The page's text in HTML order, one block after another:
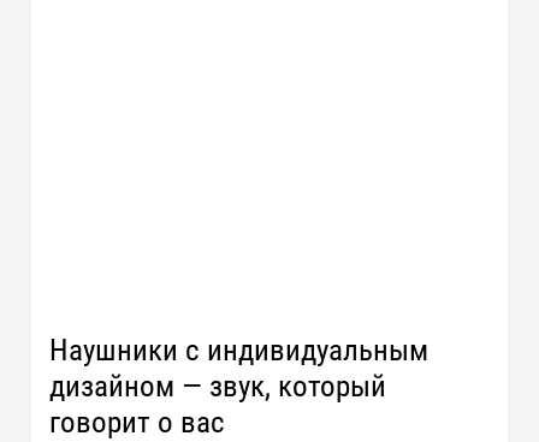
Наушники с индивидуальным
дизайном — звук, который
говорит о вас